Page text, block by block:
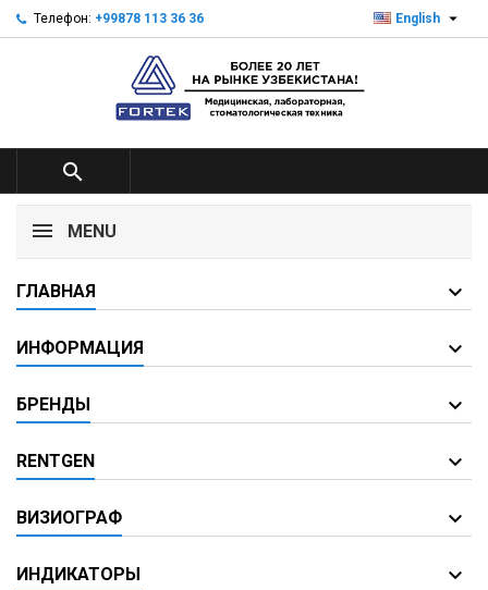
Телефон: +99878 113 36 36 English 

MENU
ГЛАВНАЯ
ИНФОРМАЦИЯ
БРЕНДЫ
RENTGEN
ВИЗИОГРАФ
ИНДИКАТОРЫ